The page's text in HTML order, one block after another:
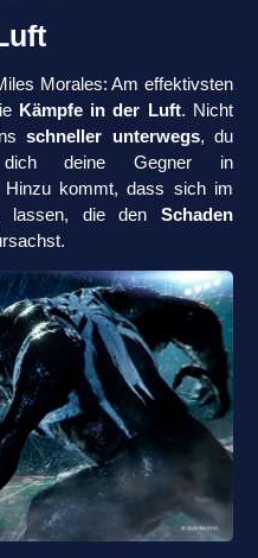
Morales: Am effektivsten
Kämpfe in der Luft. Nicht
schneller unterwegs, du
deine Gegner in
Hinzu kommt, dass sich im
lassen, die denSchaden